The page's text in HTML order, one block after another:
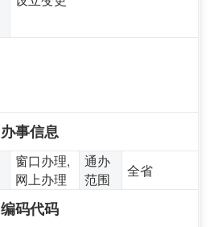
办事信息
窗口办理,
网上办理
通办
范围
全省
编码代码